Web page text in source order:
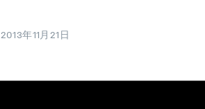
2013年11月21日